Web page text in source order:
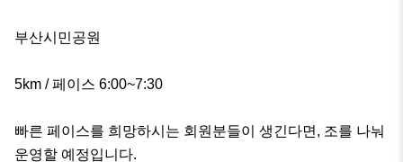
부산시민공원
5km / 페이스 6:00~7:30
빠른 페이스를 희망하시는 회원분들이 생긴다면, 조를 나눠
운영할 예정입니다.